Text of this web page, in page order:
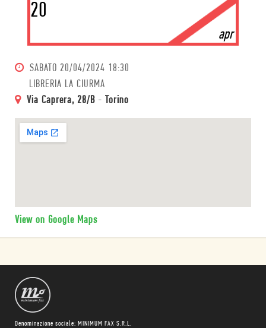
20
apr
SABATO 20/04/2024 18:30
LIBRERIA LA CIURMA
Via Caprera, 28/B - Torino
View on Google Maps
Denominazione sociale: MINIMUM FAX S.R.L.